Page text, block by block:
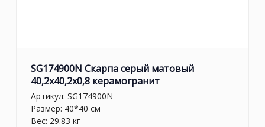
SG174900N Скарпа серый матовый
40,2x40,2x0,8 керамогранит
Артикул: SG174900N
Размер: 40*40 см
Вес: 29.83 кг